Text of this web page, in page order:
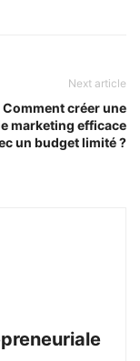
Next article
Comment créer une
marketing efficace
un budget limité ?